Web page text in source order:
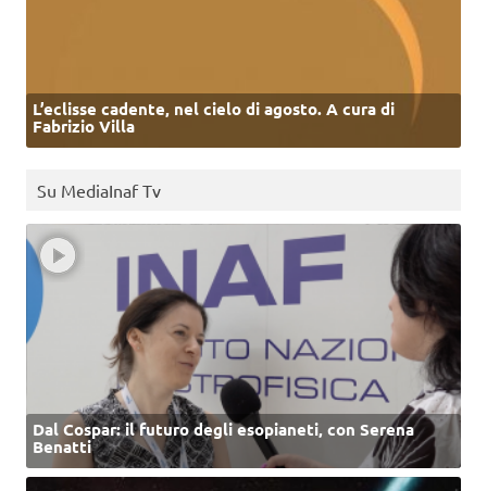
L’eclisse cadente, nel cielo di agosto. A cura di
Fabrizio Villa
Su MediaInaf Tv
Dal Cospar: il futuro degli esopianeti, con Serena
Benatti